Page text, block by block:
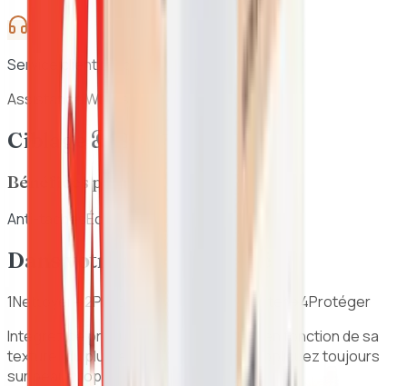
Service client réactif
Assistance WhatsApp 7j/7
Ciblage & Bénéfices
Bénéfices principaux
Anti-taches Éclat
Dans votre routine beauté
1Nettoyer ➔ 2Préparer Traiter / Hydrater 4Protéger
Intégrez ce produit dans votre routine en fonction de sa
texture (du plus léger au plus épais). Appliquez toujours
sur peau propre.